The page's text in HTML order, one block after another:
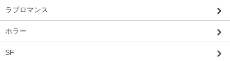
ラブロマンス
ホラー
SF